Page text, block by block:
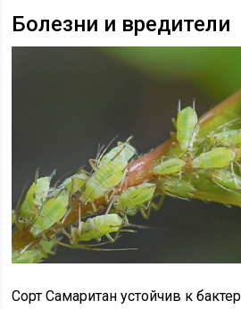
Болезни и вредители
Сорт Самаритан устойчив к